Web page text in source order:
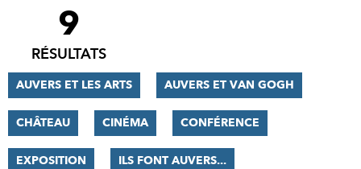
FILTRER
RÉSULTATS
9
RÉSULTATS
AUVERS ET LES ARTS AUVERS ET VAN GOGH
CHÂTEAU CINÉMA CONFÉRENCE
EXPOSITION ILS FONT AUVERS...